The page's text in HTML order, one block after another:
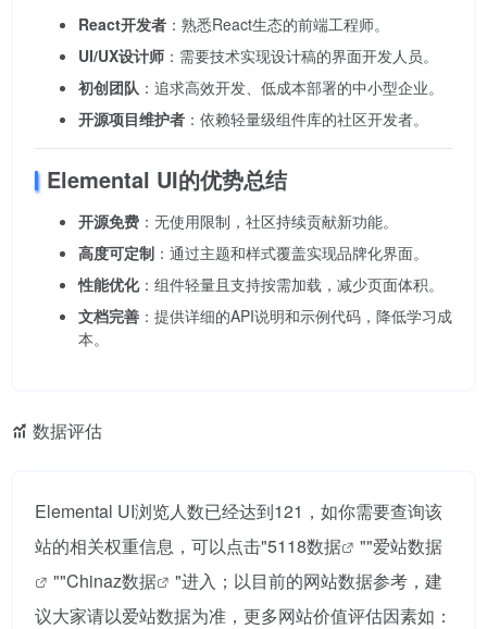
React开发者 ：熟悉React生态的前端工程师。
UI/UX设计师 ：需要技术实现设计稿的界面开发人员。
初创团队 ：追求高效开发、低成本部署的中小型企业。
开源项目维护者 ：依赖轻量级组件库的社区开发者。
Elemental UI的优势总结
开源免费 ：无使用限制，社区持续贡献新功能。
高度可定制 ：通过主题和样式覆盖实现品牌化界面。
性能优化：组件轻量且支持按需加载，减少页面体积。
文档完善 ：提供详细的API说明和示例代码，降低学习成
本。
数据评估
Elemental UI浏览人数已经达到121，如你需要查询该
站的相关权重信息，可以点击"5118数据 ""爱站数据
""Chinaz数据
"进入；以目前的网站数据参考，建
议大家请以爱站数据为准，更多网站价值评估因素如：